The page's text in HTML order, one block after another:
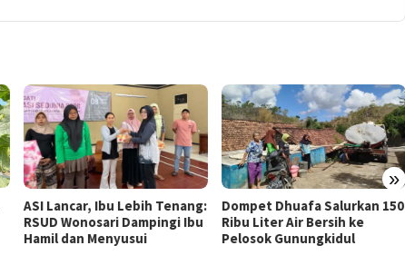
»
ASI Lancar, Ibu Lebih Tenang:
RSUD Wonosari Dampingi Ibu
Hamil dan Menyusui
Dompet Dhuafa Salurkan 150
Ribu Liter Air Bersih ke
Pelosok Gunungkidul